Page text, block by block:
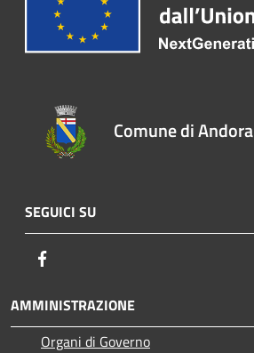
Comune di Andora
SEGUICI SU
AMMINISTRAZIONE
Organi di Governo